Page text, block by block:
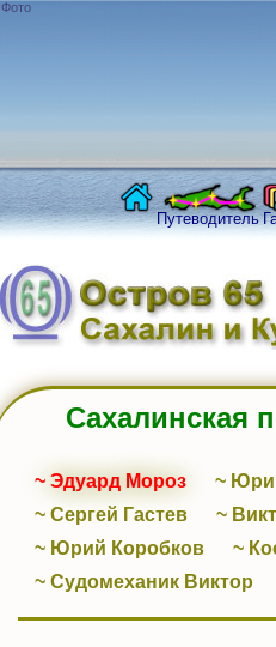
Фото
Путеводитель
Сахалинская
~ Эдуард Мороз
~
~ Сергей Гастев
~
~ Юрий Коробков
~
~ Судомеханик Виктор